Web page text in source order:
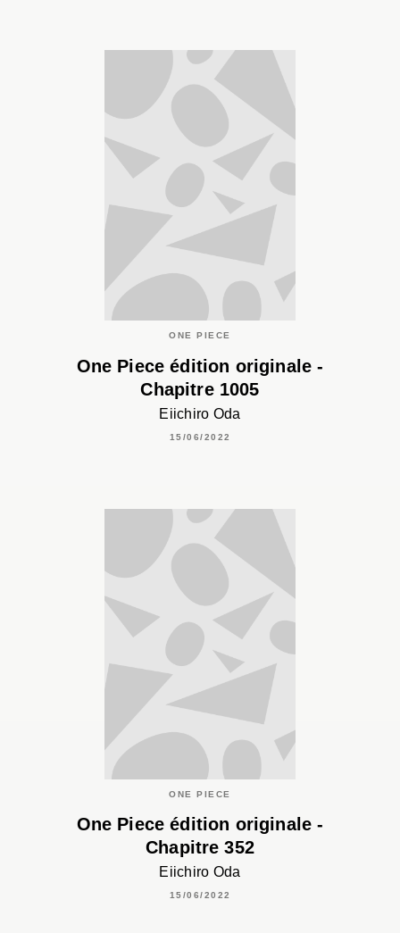
ONE PIECE
One Piece édition originale -
Chapitre 1005
Eiichiro Oda
15/06/2022
ONE PIECE
One Piece édition originale -
Chapitre 352
Eiichiro Oda
15/06/2022